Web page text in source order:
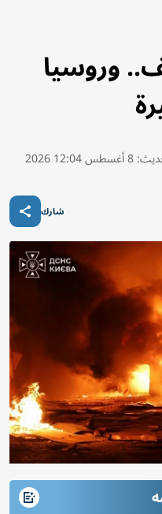
وروسيا
8 أغسطس 12:04 2026
شارك